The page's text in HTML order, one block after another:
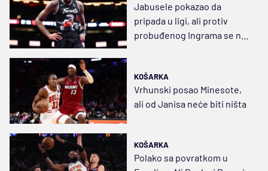
Jabusele pokazao da
pripada u ligi, ali protiv
probuđenog Ingrama se ne
KOŠARKA
Vrhunski posao Minesote,
ali od Janisa neće biti ništa
KOŠARKA
Polako sa povratkom u